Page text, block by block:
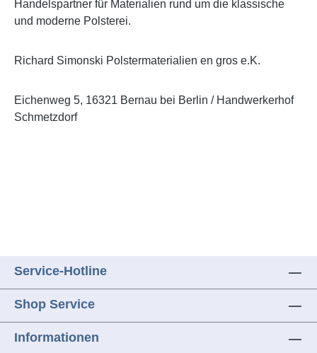
Handelspartner für Materialien rund um die klassische
und moderne Polsterei.
Richard Simonski Polstermaterialien en gros e.K.
Eichenweg 5, 16321 Bernau bei Berlin / Handwerkerhof
Schmetzdorf
Service-Hotline
Shop Service
Informationen